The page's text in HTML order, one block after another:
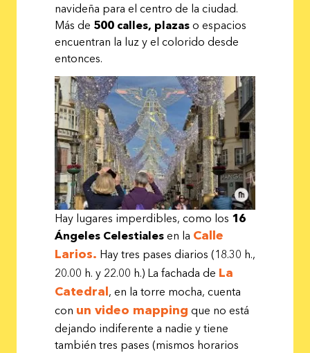
navideña para el centro de la ciudad.
Más de 500 calles, plazas o espacios
encuentran la luz y el colorido desde
entonces.
Hay lugares imperdibles, como los 16
Ángeles Celestiales en la Calle
Larios. Hay tres pases diarios (18.30 h.,
20.00 h. y 22.00 h.) La fachada de La
Catedral, en la torre mocha, cuenta
con un video mapping que no está
dejando indiferente a nadie y tiene
también tres pases (mismos horarios